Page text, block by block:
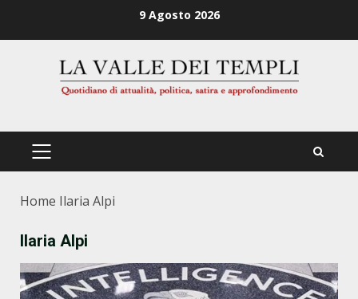
9 Agosto 2026
PRIMÄRES
Home Ilaria Alpi
Ilaria Alpi